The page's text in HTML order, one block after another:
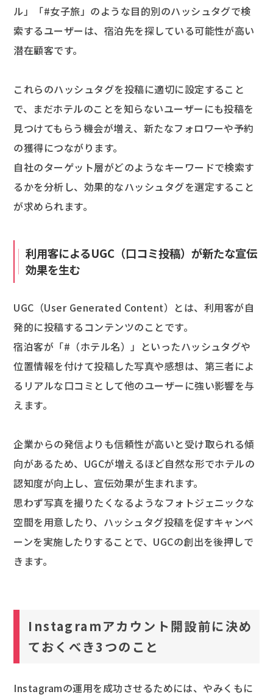
ル」「#女子旅」のような目的別のハッシュタグで検
索するユーザーは、宿泊先を探している可能性が高い
潜在顧客です。
これらのハッシュタグを投稿に適切に設定すること
で、まだホテルのことを知らないユーザーにも投稿を
見つけてもらう機会が増え、新たなフォロワーや予約
の獲得につながります。
自社のターゲット層がどのようなキーワードで検索す
るかを分析し、効果的なハッシュタグを選定すること
が求められます。
利用客によるUGC（口コミ投稿）が新たな宣伝
効果を生む
UGC（User Generated Content）とは、利用客が自
発的に投稿するコンテンツのことです。
宿泊客が「#（ホテル名）」といったハッシュタグや
位置情報を付けて投稿した写真や感想は、第三者によ
るリアルな口コミとして他のユーザーに強い影響を与
えます。
企業からの発信よりも信頼性が高いと受け取られる傾
向があるため、UGCが増えるほど自然な形でホテルの
認知度が向上し、宣伝効果が生まれます。
思わず写真を撮りたくなるようなフォトジェニックな
空間を用意したり、ハッシュタグ投稿を促すキャンペ
ーンを実施したりすることで、UGCの創出を後押しで
きます。
Instagramアカウント開設前に決め
ておくべき3つのこと
Instagramの運用を成功させるためには、やみくもに